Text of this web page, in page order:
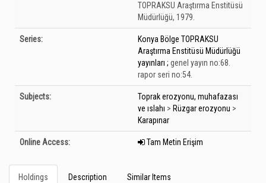
TOPRAKSU Araştırma Enstitüsü
Müdürlüğü, 1979.
Series:
Konya Bölge TOPRAKSU
Araştırma Enstitüsü Müdürlüğü
yayınları ; genel yayın no:68.
rapor seri no:54.
Subjects:
Toprak erozyonu, muhafazası
ve ıslahı > Rüzgar erozyonu >
Karapınar
Online Access: Tam Metin Erişim
Holdings Description Similar Items